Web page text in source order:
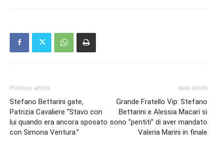
Previous article
Stefano Bettarini gate,
Patrizia Cavaliere “Stavo con
lui quando era ancora sposato
con Simona Ventura.”
Next article
Grande Fratello Vip: Stefano
Bettarini e Alessia Macari si
sono “pentiti” di aver mandato
Valeria Marini in finale